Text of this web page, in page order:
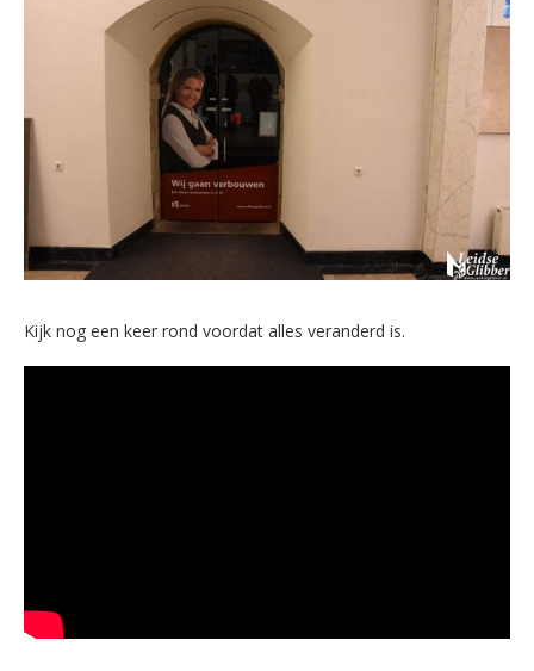
Kijk nog een keer rond voordat alles veranderd is.